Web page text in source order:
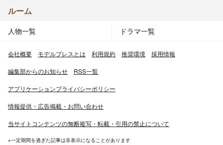
ルーム
人物一覧 ドラマ一覧
会社概要 モデルプレスとは 利用規約 推奨環境 採用情報
編集部からのお知らせ RSS一覧
アプリケーションプライバシーポリシー
情報提供・広告掲載・お問い合わせ
当サイトコンテンツの無断複写・転載・引用の禁止について
※一定期間を過ぎた記事は非表示になることがあります